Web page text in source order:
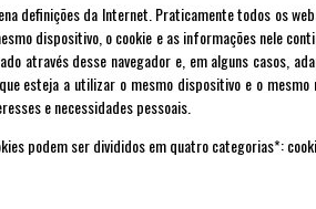
definições da Internet. Praticamente todos os
dispositivo, o cookie e as informações nele
através desse navegador e, em alguns casos,
esteja a utilizar o mesmo dispositivo e o
e necessidades pessoais.
podem ser divididos em quatro categorias*: